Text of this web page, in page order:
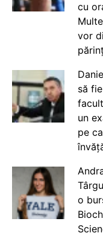
cu
vor
să
un
pe
o